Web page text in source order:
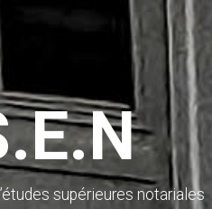
supérieures notariales